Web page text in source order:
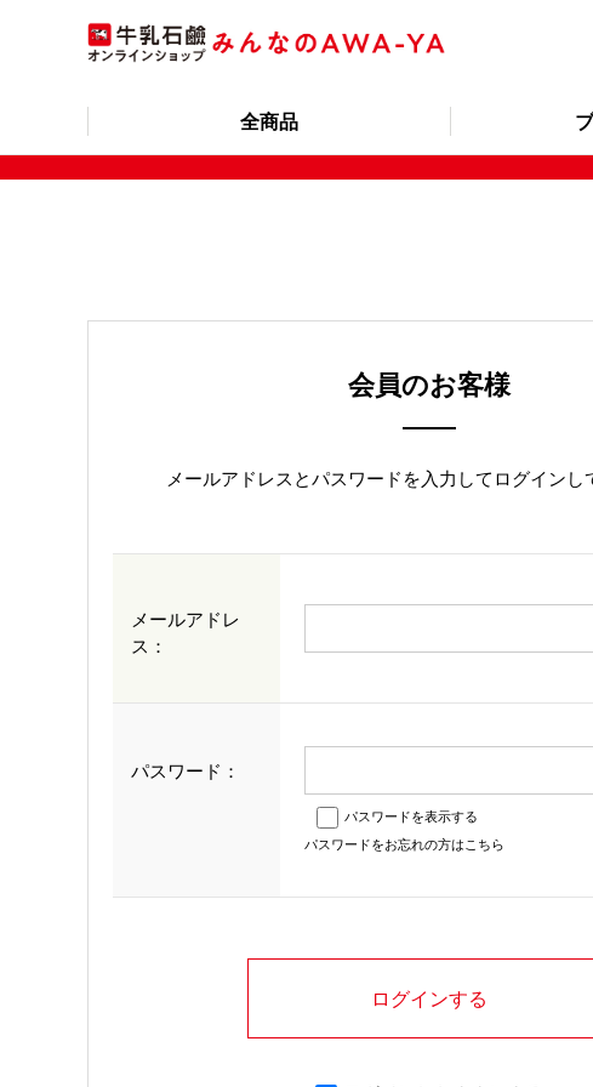
全商品
会員のお客様
メールアドレスとパスワードを入力してログインし
メールアドレ
ス：
パスワード：
パスワードを表示する
パスワードをお忘れの方はこちら